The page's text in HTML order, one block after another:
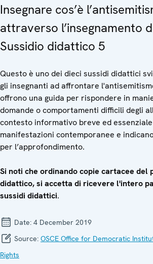
Insegnare cos’è
attraverso l’insegnamento
Sussidio didattico 5
Questo è uno dei dieci sussidi didattici
gli insegnanti ad affrontare
offrono una guida per rispondere in
domande o comportamenti difficili degli
contesto informativo breve ed
manifestazioni contemporanee e
per l’approfondimento.
Si noti che ordinando copie cartacee del
didattico, si accetta di ricevere l'intero
sussidi didattici.
Date: 4 December 2019
Source: OSCE Office for Democratic
Rights